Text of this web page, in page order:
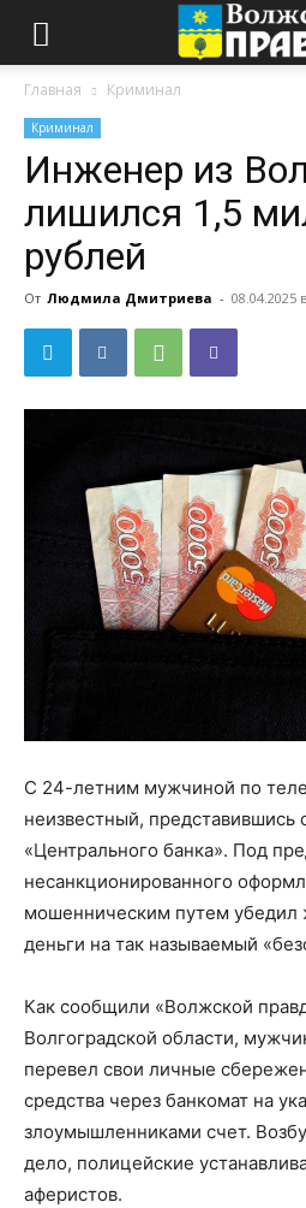
Главная Криминал
Криминал
Инженер из
лишился 1,5
рублей
От Людмила Дмитриева - 08.04.2025
С 24-летним мужчиной по
неизвестный, представившись
«Центрального банка». Под
несанкционированного
мошенническим путем убедил
деньги на так называемый
Как сообщили «Волжской
Волгоградской области,
перевел свои личные
средства через банкомат на
злоумышленниками счет.
дело, полицейские
аферистов.